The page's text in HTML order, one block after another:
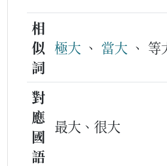
相
似
詞
極大 、 當大 、 等
對
應
國
語
最大、很大